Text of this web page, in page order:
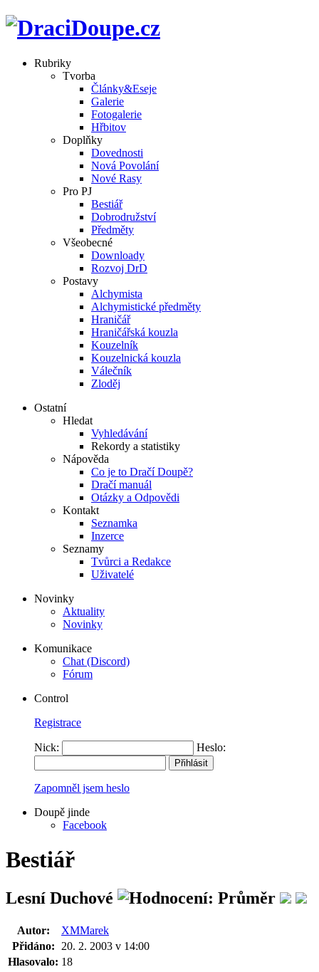
Rubriky
Tvorba
Články&Eseje
Galerie
Fotogalerie
Hřbitov
Doplňky
Dovednosti
Nová Povolání
Nové Rasy
Pro PJ
Bestiář
Dobrodružství
Předměty
Všeobecné
Downloady
Rozvoj DrD
Postavy
Alchymista
Alchymistické předměty
Hraničář
Hraničářská kouzla
Kouzelník
Kouzelnická kouzla
Válečník
Zloděj
Ostatní
Hledat
Vyhledávání
Rekordy a statistiky
Nápověda
Co je to Dračí Doupě?
Dračí manuál
Otázky a Odpovědi
Kontakt
Seznamka
Inzerce
Seznamy
Tvůrci a Redakce
Uživatelé
Novinky
Aktuality
Novinky
Komunikace
Chat (Discord)
Fórum
Control
Registrace
Nick: Heslo:
Zapomněl jsem heslo
Doupě jinde
Facebook
Bestiář
Lesní Duchové
Autor:
XMMarek
Přidáno:
20. 2. 2003 v 14:00
Hlasovalo: 18